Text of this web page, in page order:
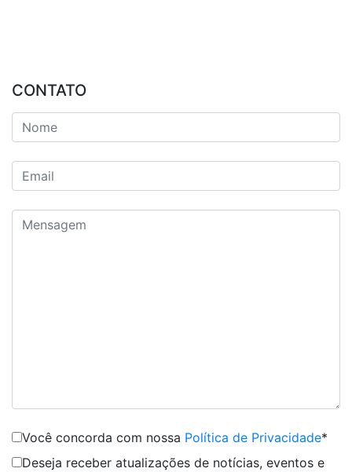
CONTATO
Você concorda com nossa Política de Privacidade*
Deseja receber atualizações de notícias, eventos e